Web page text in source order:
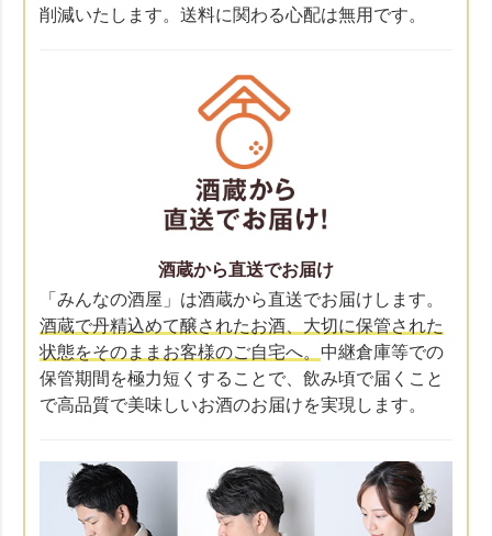
削減いたします。送料に関わる心配は無用です。
酒蔵から直送でお届け
「みんなの酒屋」は酒蔵から直送でお届けします。
酒蔵で丹精込めて醸されたお酒、大切に保管された
状態をそのままお客様のご自宅へ。 中継倉庫等での
保管期間を極力短くすることで、飲み頃で届くこと
で高品質で美味しいお酒のお届けを実現します。